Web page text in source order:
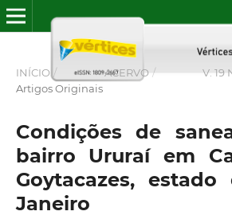
INÍCIO / ACERVO / V. 19
Artigos Originais
Condições de
bairro Ururaí em
Goytacazes,
Janeiro